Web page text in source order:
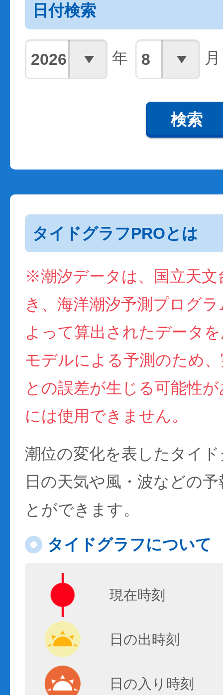
日付検索
年 月
検索
タイドグラフPROとは
※潮汐データは、国立天文
き、海洋潮汐予測プログ
よって算出されたデータ
モデルによる予測のため
との誤差が生じる可能性
には使用できません。
潮位の変化を表したタイ
日の天気や風・波などの
とができます。
タイドグラフについて
現在時刻
日の出時刻
日の入り時刻